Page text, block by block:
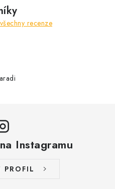
recenze
Instagramu
PROFIL